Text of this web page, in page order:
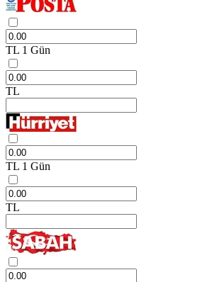
TL 1 Gün
TL
TL 1 Gün
TL